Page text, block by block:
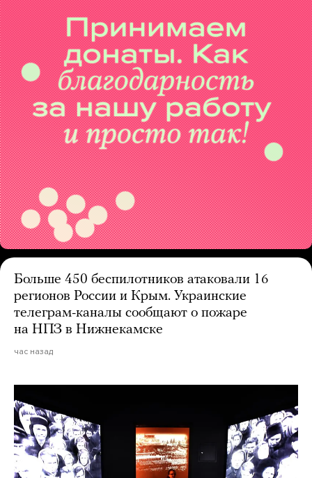
Больше 450 беспилотников атаковали 16
регионов России и Крым. Украинские
телеграм-каналы сообщают о пожаре
на НПЗ в Нижнекамске
час назад